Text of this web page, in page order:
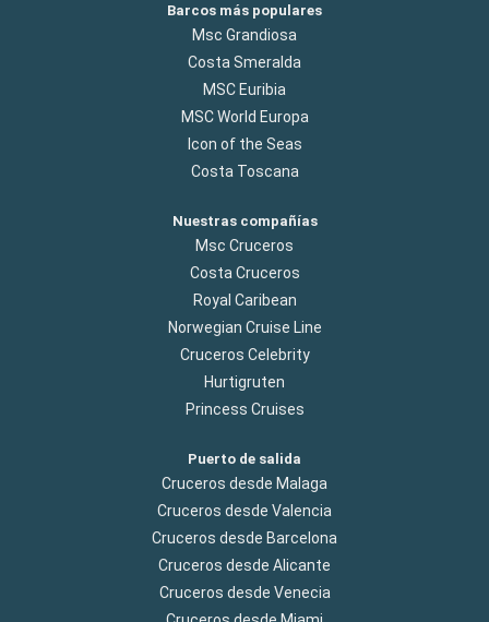
Barcos más populares
Msc Grandiosa
Costa Smeralda
MSC Euribia
MSC World Europa
Icon of the Seas
Costa Toscana
Nuestras compañías
Msc Cruceros
Costa Cruceros
Royal Caribean
Norwegian Cruise Line
Cruceros Celebrity
Hurtigruten
Princess Cruises
Puerto de salida
Cruceros desde Malaga
Cruceros desde Valencia
Cruceros desde Barcelona
Cruceros desde Alicante
Cruceros desde Venecia